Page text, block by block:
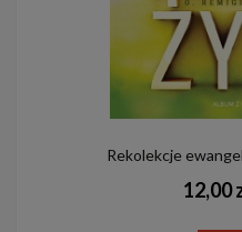
Rekolekcje
12,00